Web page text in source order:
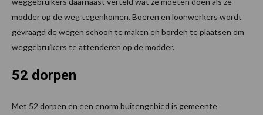
modder op de weg tegenkomen. Boeren en loonwerkers wordt
gevraagd de wegen schoon te maken en borden te plaatsen om
weggebruikers te attenderen op de modder.
52 dorpen
Met 52 dorpen en een enorm buitengebied is gemeente